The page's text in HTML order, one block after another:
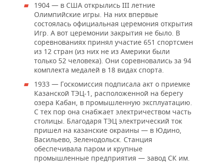
1904 — в США открылись III летние
Олимпийские игры. На них впервые
состоялась официальная церемония открытия
Игр. А вот церемонии закрытия не было. В
соревнованиях принял участие 651 спортсмен
из 12 стран (из них не из Америки были
только 52 человека). Они соревновались за 94
комплекта медалей в 18 видах спорта.
1933 — Госкомиссия подписала акт о приемке
Казанской ТЭЦ-1, расположенной на берегу
озера Кабан, в промышленную эксплуатацию.
С тех пор она снабжает электричеством часть
столицы. Благодаря ТЭЦ электрический ток
пришел на казанские окраины — в Юдино,
Васильево, Зеленодольск. Станция
обеспечивала паром и крупные
промышленные предприятия — завод СК им.